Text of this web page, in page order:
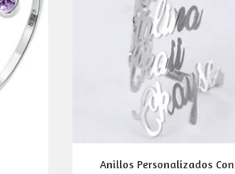
Vista rápida
Anillos Personalizados